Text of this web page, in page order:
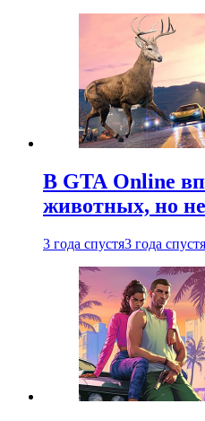
В GTA Online
животных, но
3 года спустя3 года спустя